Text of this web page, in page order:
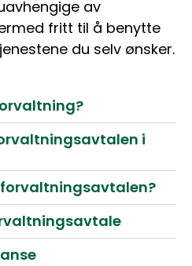
av
fritt til å benytte
du selv ønsker.
i
forvaltningsavtalen?